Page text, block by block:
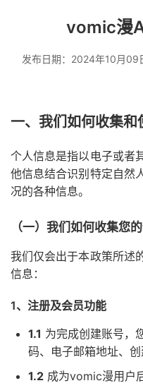
vomic漫
发布日期：2024年10月09
一、我们如何收集和
个人信息是指以电子或者
他信息结合识别特定自然
况的各种信息。
（一）我们如何收集您
我们仅会出于本政策所述
信息：
1、注册及会员功能
1.1 为完成创建账号，
码、电子邮箱地址、创
1.2 成为vomic漫用户